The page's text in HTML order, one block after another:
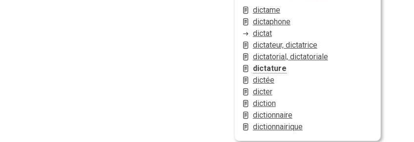
dictame
dictaphone
dictat
dictateur, dictatrice
dictatorial, dictatoriale
dictature
dictée
dicter
diction
dictionnaire
dictionnairique